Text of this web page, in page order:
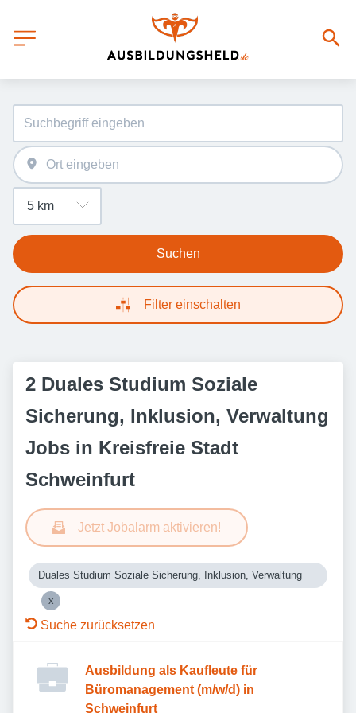
Suchen
Filter einschalten
2 Duales Studium Soziale
Sicherung, Inklusion, Verwaltung
Jobs in Kreisfreie Stadt
Schweinfurt
Jetzt Jobalarm aktivieren!
Duales Studium Soziale Sicherung, Inklusion, Verwaltung
Suche zurücksetzen
Ausbildung als Kaufleute für
Büromanagement (m/w/d) in
Schweinfurt